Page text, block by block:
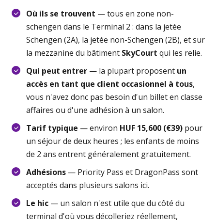
Où ils se trouvent — tous en zone non-
schengen dans le Terminal 2 : dans la jetée
Schengen (2A), la jetée non-Schengen (2B), et sur
la mezzanine du bâtiment SkyCourt qui les relie.
Qui peut entrer — la plupart proposent un
accès en tant que client occasionnel à tous,
vous n'avez donc pas besoin d'un billet en classe
affaires ou d'une adhésion à un salon.
Tarif typique — environ HUF 15,600 (€39) pour
un séjour de deux heures ; les enfants de moins
de 2 ans entrent généralement gratuitement.
Adhésions — Priority Pass et DragonPass sont
acceptés dans plusieurs salons ici.
Le hic — un salon n'est utile que du côté du
terminal d'où vous décolleriez réellement,